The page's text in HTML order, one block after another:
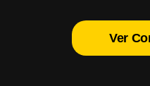
Ver